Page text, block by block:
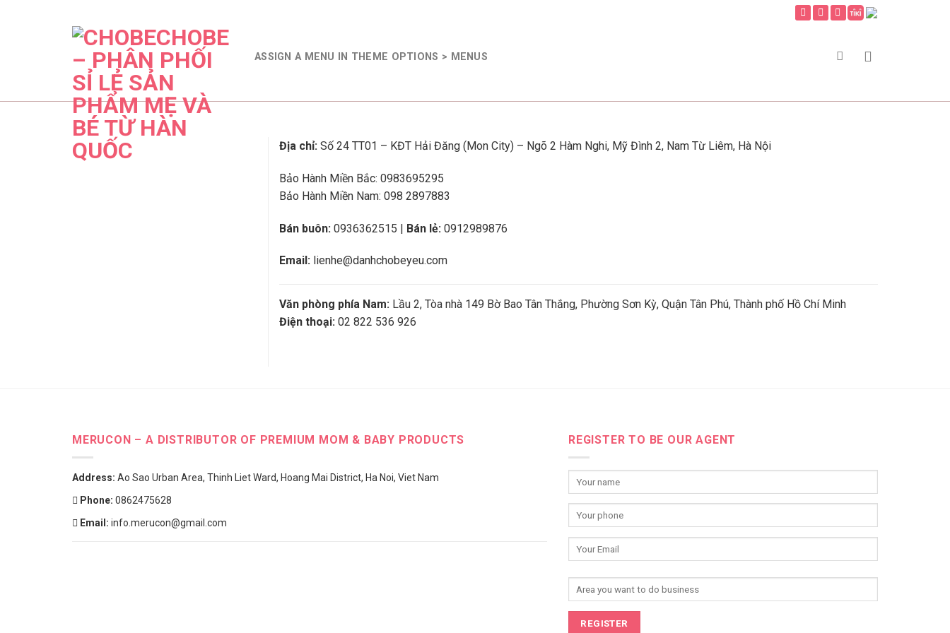
ASSIGN A MENU IN THEME OPTIONS > MENUS
Địa chỉ:Số 24 TT01 – KĐT Hải Đăng (Mon City) – Ngõ 2 Hàm Nghi, Mỹ Đình 2, Nam Từ Liêm, Hà Nội
Bảo Hành Miền Bắc: 0983695295
Bảo Hành Miền Nam: 098 2897883
Bán buôn: 0936362515 | Bán lẻ: 0912989876
Email:lienhe@danhchobeyeu.com
Văn phòng phía Nam:Lầu 2, Tòa nhà 149 Bờ Bao Tân Thắng, Phường Sơn Kỳ, Quận Tân Phú, Thành phố Hồ Chí Minh
Điện thoại:02 822 536 926
MERUCON – A DISTRIBUTOR OF PREMIUM MOM & BABY PRODUCTS
Address: Ao Sao Urban Area, Thinh Liet Ward, Hoang Mai District, Ha Noi, Viet Nam
Phone: 0862475628
Email: info.merucon@gmail.com
REGISTER TO BE OUR AGENT